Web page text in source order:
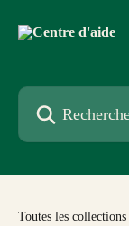
Rechercher un
Toutes les collections